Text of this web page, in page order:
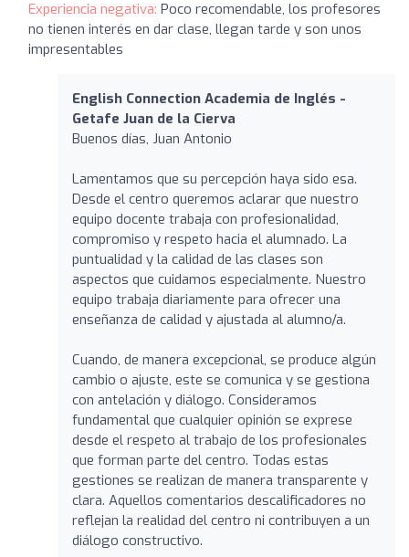
Experiencia negativa: Poco recomendable, los profesores
no tienen interés en dar clase, llegan tarde y son unos
impresentables
English Connection Academia de Inglés -
Getafe Juan de la Cierva
Buenos días, Juan Antonio
Lamentamos que su percepción haya sido esa.
Desde el centro queremos aclarar que nuestro
equipo docente trabaja con profesionalidad,
compromiso y respeto hacia el alumnado. La
puntualidad y la calidad de las clases son
aspectos que cuidamos especialmente. Nuestro
equipo trabaja diariamente para ofrecer una
enseñanza de calidad y ajustada al alumno/a.
Cuando, de manera excepcional, se produce algún
cambio o ajuste, este se comunica y se gestiona
con antelación y diálogo. Consideramos
fundamental que cualquier opinión se exprese
desde el respeto al trabajo de los profesionales
que forman parte del centro. Todas estas
gestiones se realizan de manera transparente y
clara. Aquellos comentarios descalificadores no
reflejan la realidad del centro ni contribuyen a un
diálogo constructivo.